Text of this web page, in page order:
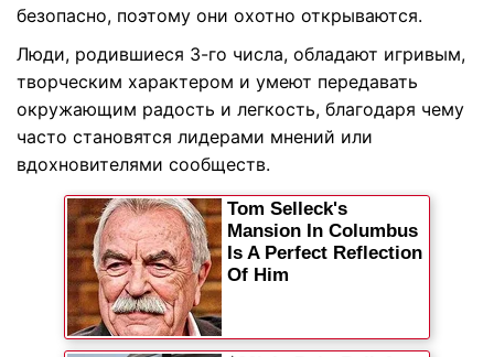
безопасно, поэтому они охотно открываются.
Люди, родившиеся 3-го числа, обладают игривым,
творческим характером и умеют передавать
окружающим радость и легкость, благодаря чему
часто становятся лидерами мнений или
вдохновителями сообществ.